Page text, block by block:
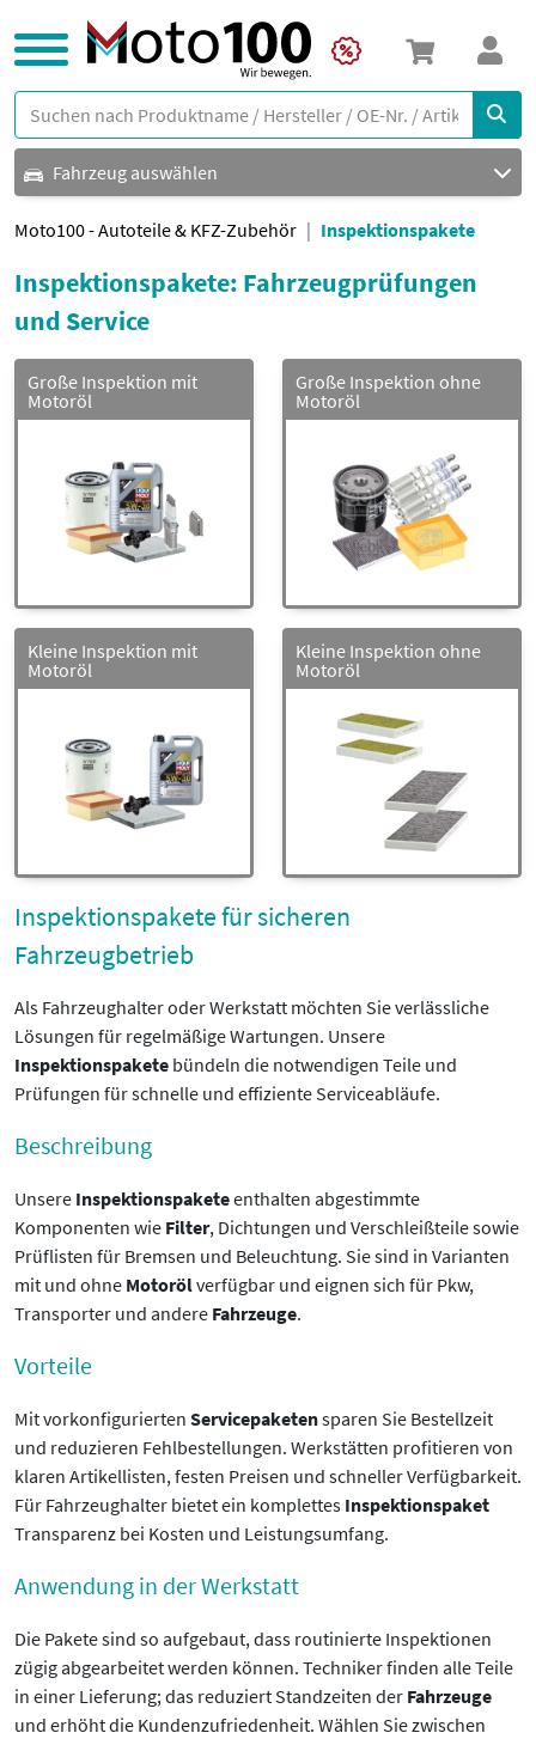
Fahrzeug auswählen
Moto100 - Autoteile & KFZ-Zubehör Inspektionspakete
Inspektionspakete: Fahrzeugprüfungen
und Service
Große Inspektion mit
Motoröl
Große Inspektion ohne
Motoröl
Kleine Inspektion mit
Motoröl
Kleine Inspektion ohne
Motoröl
Inspektionspakete für sicheren
Fahrzeugbetrieb
Als Fahrzeughalter oder Werkstatt möchten Sie verlässliche
Lösungen für regelmäßige Wartungen. Unsere
Inspektionspakete bündeln die notwendigen Teile und
Prüfungen für schnelle und effiziente Serviceabläufe.
Beschreibung
Unsere Inspektionspaketeenthalten abgestimmte
Komponenten wie Filter, Dichtungen und Verschleißteile sowie
Prüflisten für Bremsen und Beleuchtung. Sie sind in Varianten
mit und ohne Motorölverfügbar und eignen sich für Pkw,
Transporter und andere Fahrzeuge.
Vorteile
Mit vorkonfigurierten Servicepaketensparen Sie Bestellzeit
und reduzieren Fehlbestellungen. Werkstätten profitieren von
klaren Artikellisten, festen Preisen und schneller Verfügbarkeit.
Für Fahrzeughalter bietet ein komplettes Inspektionspaket
Transparenz bei Kosten und Leistungsumfang.
Anwendung in der Werkstatt
Die Pakete sind so aufgebaut, dass routinierte Inspektionen
zügig abgearbeitet werden können. Techniker finden alle Teile
in einer Lieferung; das reduziert Standzeiten der Fahrzeuge
und erhöht die Kundenzufriedenheit. Wählen Sie zwischen